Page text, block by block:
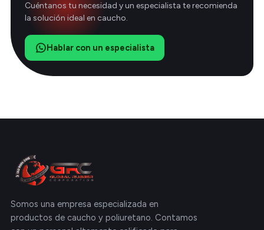
Cuéntanos tu necesidad y un especialista te recomienda
la solución ideal en caucho.
Hablar con un especialista
Somos una empresa especializada en
productos de caucho y poliuretano. Contamos